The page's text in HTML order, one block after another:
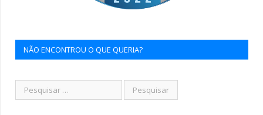
NÃO ENCONTROU O QUE QUERIA?